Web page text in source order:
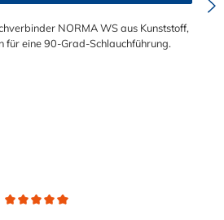
sein. Schlauchverbinder finden
sowie in fast allen
Industriebereichen.